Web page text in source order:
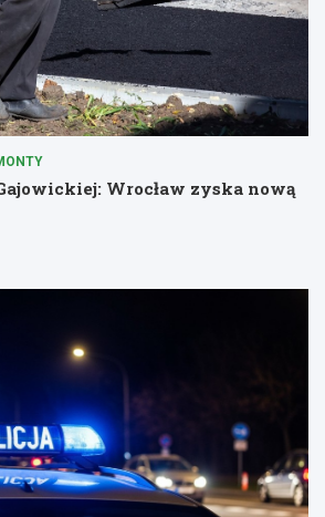
Wrocław zyska nową